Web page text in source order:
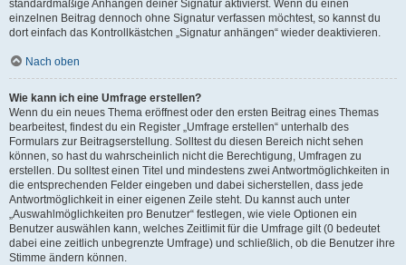
standardmäßige Anhängen deiner Signatur aktivierst. Wenn du einen
einzelnen Beitrag dennoch ohne Signatur verfassen möchtest, so kannst du
dort einfach das Kontrollkästchen „Signatur anhängen“ wieder deaktivieren.
Nach oben
Wie kann ich eine Umfrage erstellen?
Wenn du ein neues Thema eröffnest oder den ersten Beitrag eines Themas
bearbeitest, findest du ein Register „Umfrage erstellen“ unterhalb des
Formulars zur Beitragserstellung. Solltest du diesen Bereich nicht sehen
können, so hast du wahrscheinlich nicht die Berechtigung, Umfragen zu
erstellen. Du solltest einen Titel und mindestens zwei Antwortmöglichkeiten in
die entsprechenden Felder eingeben und dabei sicherstellen, dass jede
Antwortmöglichkeit in einer eigenen Zeile steht. Du kannst auch unter
„Auswahlmöglichkeiten pro Benutzer“ festlegen, wie viele Optionen ein
Benutzer auswählen kann, welches Zeitlimit für die Umfrage gilt (0 bedeutet
dabei eine zeitlich unbegrenzte Umfrage) und schließlich, ob die Benutzer ihre
Stimme ändern können.